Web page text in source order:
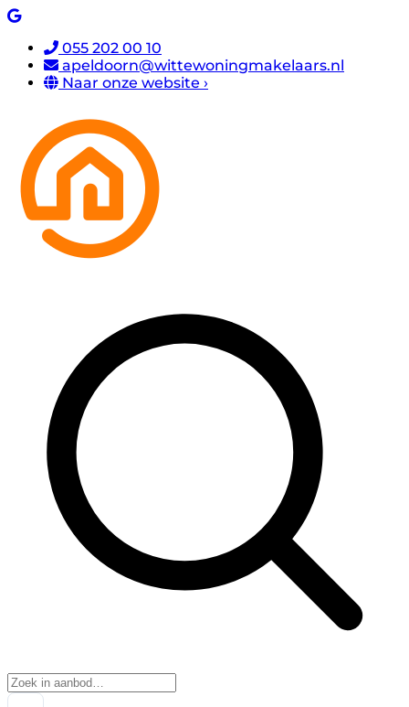
055 202 00 10
apeldoorn@wittewoningmakelaars.nl
Naar onze website ›